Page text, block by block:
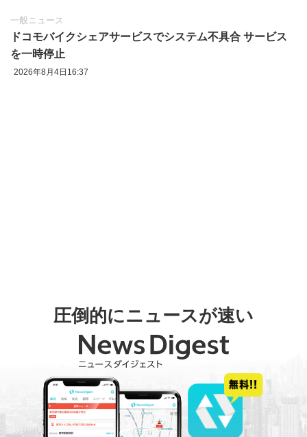
一般ニュース
ドコモバイクシェアサービスでシステム不具合 サービス
を一時停止
2026年8月4日16:37
圧倒的にニュースが速い